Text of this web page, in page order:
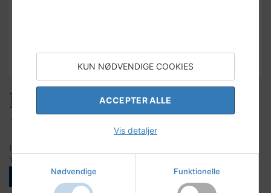
KUN NØDVENDIGE COOKIES
ACCEPTER ALLE
Vis detaljer
Nødvendige Funktionelle
Buick Roadmaster 1939,
15x21 cm.postkort
Varenr:
LOGIN FOR AT SE PRISER